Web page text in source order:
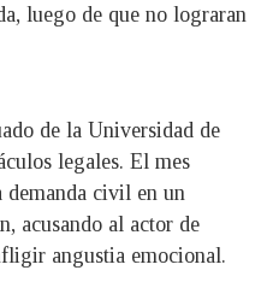
luego de que no lograran
de la Universidad de
legales. El mes
demanda civil en un
acusando al actor de
angustia emocional.